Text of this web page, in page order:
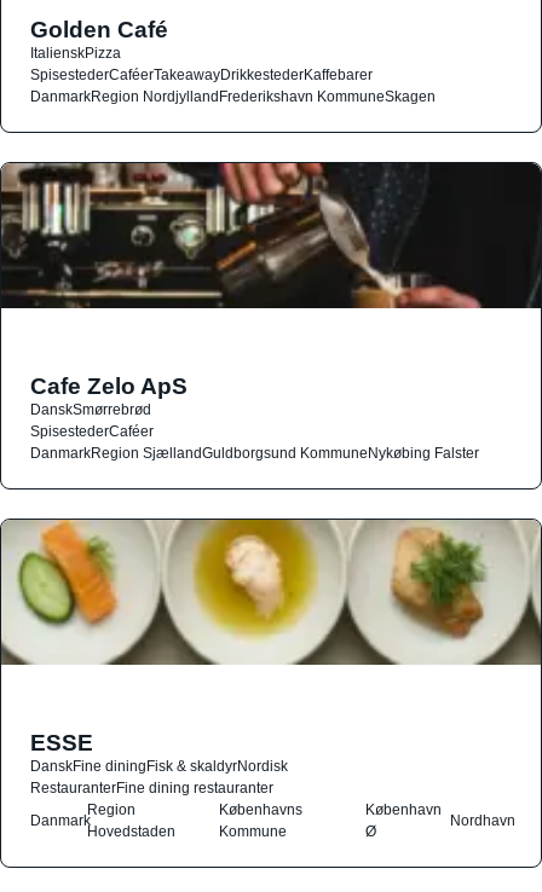
Golden Café
ItalienskPizza
SpisestederCaféerTakeawayDrikkestederKaffebarer
DanmarkRegion NordjyllandFrederikshavn KommuneSkagen
Cafe Zelo ApS
DanskSmørrebrød
SpisestederCaféer
DanmarkRegion SjællandGuldborgsund KommuneNykøbing Falster
ESSE
DanskFine diningFisk & skaldyrNordisk
RestauranterFine dining restauranter
Danmark
Region
Hovedstaden
Københavns
Kommune
København
Ø
Nordhavn